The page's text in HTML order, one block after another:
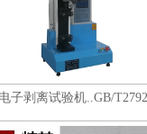
电子剥离试验机..GB/